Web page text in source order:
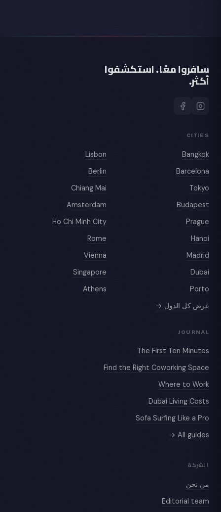
سافروا معًا. استكشفوا
أكثر.
CITIES
Bangkok
Lisbon
Barcelona
Berlin
Tokyo
Chiang Mai
Budapest
Amsterdam
Prague
Ho Chi Minh City
Hanoi
Rome
Madrid
Vienna
Dubai
Singapore
Porto
Athens
عرض كل الدول →
JOURNAL
The First Ten Minutes
Find the Right Coworking Space
Where to Work
Dubai Living Costs
Sofa Surfing Like a Pro
All guides →
الشركة
من نحن
Editorial team